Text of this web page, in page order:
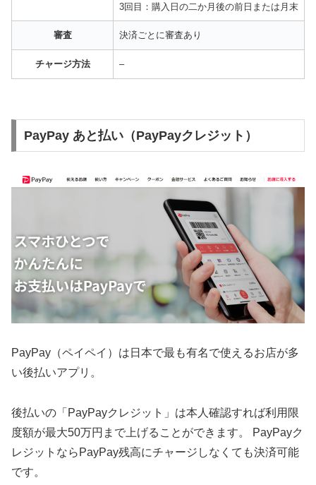
3回目：購入日の二か月後の前日または月末
審査 決済ごとに審査あり
チャージ方法 –
PayPay あと払い（PayPayクレジット）
PayPay（ペイペイ）は日本で最も有名で使えるお店が多
い後払いアプリ。
後払いの「PayPayクレジット」は本人確認すれば利用限
度額が最大50万円まで上げることができます。 PayPayク
レジットならPayPay残高にチャージしなくても決済可能
です。